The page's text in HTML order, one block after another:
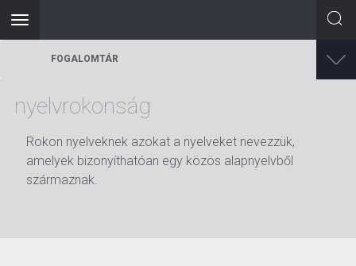
Toggle
navigation
FOGALOMTÁR
nyelvrokonság
Rokon nyelveknek azokat a nyelveket nevezzük,
amelyek bizonyíthatóan egy közös alapnyelvből
származnak.